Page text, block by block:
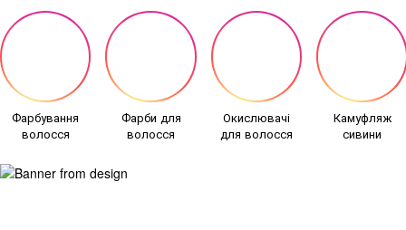
Фарбування
волосся
Фарби для
волосся
Окислювачі
для волосся
Камуфляж
сивини